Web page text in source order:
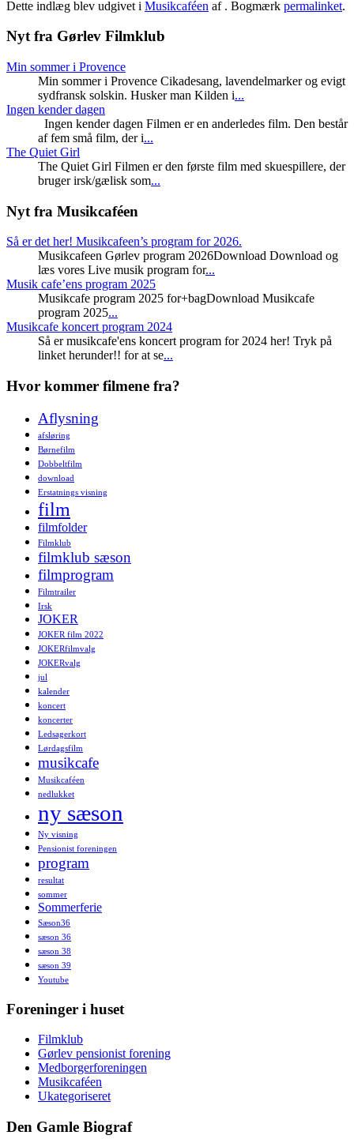
Dette indlæg blev udgivet i Musikcaféen af . Bogmærk permalinket.
Nyt fra Gørlev Filmklub
Min sommer i Provence
Min sommer i Provence Cikadesang, lavendelmarker og evigt
sydfransk solskin. Husker man Kilden i...
Ingen kender dagen
Ingen kender dagen Filmen er en anderledes film. Den består
af fem små film, der i...
The Quiet Girl
The Quiet Girl Filmen er den første film med skuespillere, der
bruger irsk/gælisk som...
Nyt fra Musikcaféen
Så er det her! Musikcafeen’s program for 2026.
Musikcafeen Gørlev program 2026Download Download og
læs vores Live musik program for...
Musik cafe’ens program 2025
Musikcafe program 2025 for+bagDownload Musikcafe
program 2025...
Musikcafe koncert program 2024
Så er musikcafe'ens koncert program for 2024 her! Tryk på
linket herunder!! for at se...
Hvor kommer filmene fra?
Aflysning
afsløring
Børnefilm
Dobbeltfilm
download
Erstatnings visning
film
filmfolder
Filmklub
filmklub sæson
filmprogram
Filmtrailer
Irsk
JOKER
JOKER film 2022
JOKERfilmvalg
JOKERvalg
jul
kalender
koncert
koncerter
Ledsagerkort
Lørdagsfilm
musikcafe
Musikcaféen
nedlukket
ny sæson
Ny visning
Pensionist foreningen
program
resultat
sommer
Sommerferie
Sæson36
sæson 36
sæson 38
sæson 39
Youtube
Foreninger i huset
Filmklub
Gørlev pensionist forening
Medborgerforeningen
Musikcaféen
Ukategoriseret
Den Gamle Biograf